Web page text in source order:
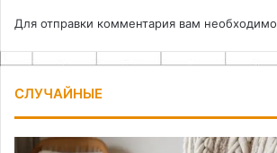
Для отправки комментария вам необходимо
СЛУЧАЙНЫЕ